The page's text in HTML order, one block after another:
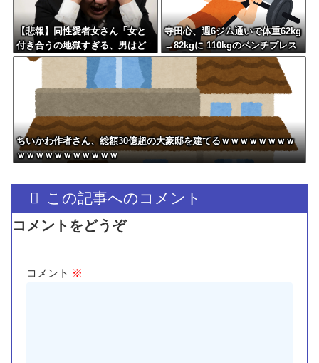
【悲報】同性愛者女さん「女と
付き合うの地獄すぎる、男はど
うやって耐えてんの？」←コレ
は同意せざるおえないと話題に
寺田心、週6ジム通いで体重62kg
→82kgに 110kgのベンチプレス
持ち上げる姿披露
ちいかわ作者さん、総額30億超の大豪邸を建てるｗｗｗｗｗｗｗｗ
ｗｗｗｗｗｗｗｗｗｗｗ
この記事へのコメント
コメントをどうぞ
コメント ※